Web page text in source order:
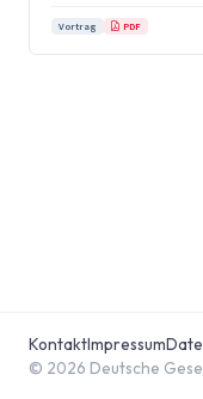
Vortrag PDF
© 2026 Deutsche
KontaktImpressum